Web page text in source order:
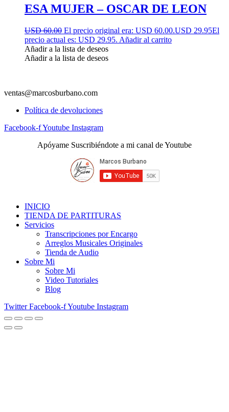
ESA MUJER – OSCAR DE LEON
USD 60.00 El precio original era: USD 60.00.USD 29.95El
precio actual es: USD 29.95. Añadir al carrito
Añadir a la lista de deseos
Añadir a la lista de deseos
ventas@marcosburbano.com
Política de devoluciones
Facebook-fYoutube Instagram
Apóyame Suscribiéndote a mi canal de Youtube
INICIO
TIENDA DE PARTITURAS
Servicios
Transcripciones por Encargo
Arreglos Musicales Originales
Tienda de Audio
Sobre Mi
Sobre Mi
Video Tutoriales
Blog
Twitter Facebook-fYoutube Instagram